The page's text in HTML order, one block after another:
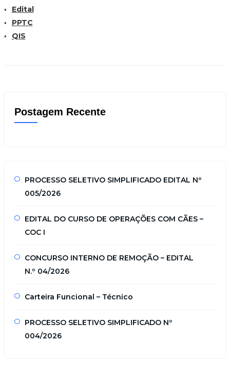
Edital
PPTC
QIS
Postagem Recente
PROCESSO SELETIVO SIMPLIFICADO EDITAL Nº
005/2026
EDITAL DO CURSO DE OPERAÇÕES COM CÃES –
COC I
CONCURSO INTERNO DE REMOÇÃO – EDITAL
N.º 04/2026
Carteira Funcional – Técnico
PROCESSO SELETIVO SIMPLIFICADO Nº
004/2026